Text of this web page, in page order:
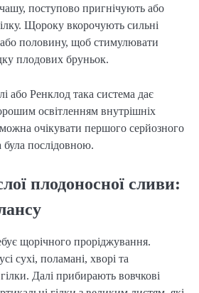
поступово пригнічують або
Щороку вкорочують сильні
половину, щоб стимулювати
плодових бруньок.
або Ренклод така система дає
освітленням внутрішніх
очікувати першого серйозного
послідовною.
плодоносної сливи:
щорічного проріджування.
сухі, поламані, хворі та
Далі прибирають вовчкові